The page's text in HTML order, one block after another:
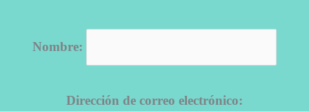
Nombre:
Dirección de correo electrónico: